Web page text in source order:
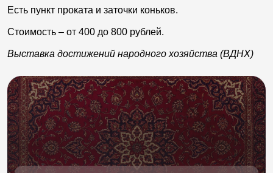
Есть пункт проката и заточки коньков.
Стоимость – от 400 до 800 рублей.
Выставка достижений народного хозяйства (ВДНХ)